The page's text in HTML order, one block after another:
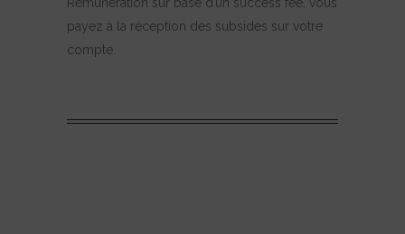
payez à la réception des subsides sur votre
compte.